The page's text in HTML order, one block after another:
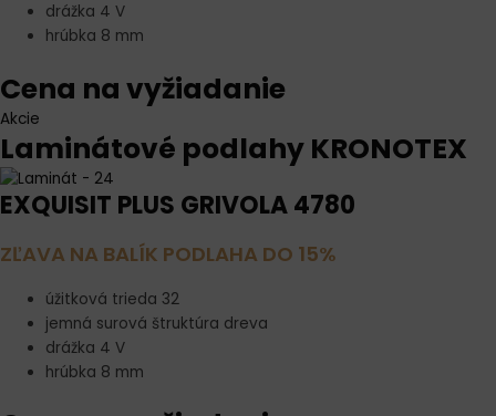
drážka 4 V
hrúbka 8 mm
Cena na vyžiadanie
Akcie
Laminátové podlahy KRONOTEX
EXQUISIT PLUS GRIVOLA 4780
ZĽAVA NA BALÍK PODLAHA DO 15%
úžitková trieda 32
jemná surová štruktúra dreva
drážka 4 V
hrúbka 8 mm